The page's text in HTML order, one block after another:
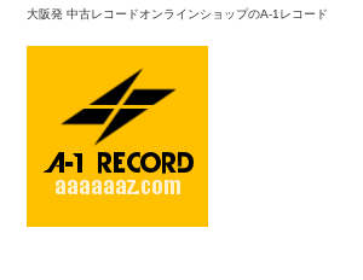
大阪発 中古レコードオンラインショップのA-1レコード